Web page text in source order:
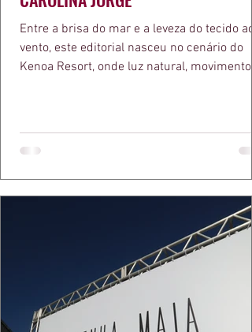
Entre a brisa do mar e a leveza do tecido ao
vento, este editorial nasceu no cenário do
Kenoa Resort, onde luz natural, movimento e
algo de intemporal em vestir o vento e
que ele conduza a cena. Cada dobra do
cada reflexo dourado da luz sobre a pe